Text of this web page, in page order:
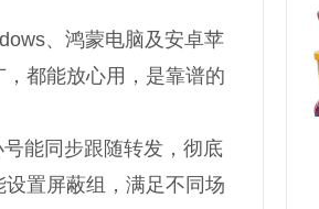
、鸿蒙电脑及安卓苹
都能放心用，是靠谱的
能同步跟随转发，彻底
置屏蔽组，满足不同场